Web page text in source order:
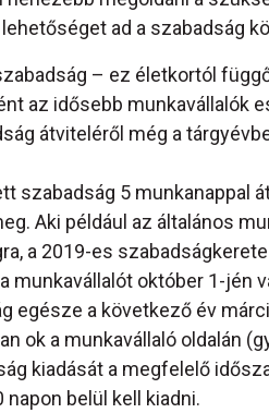
ad a szabadság
– ez életkortól
az idősebb munkavállalók
átviteléről még a
szabadság 5 munkanappal
Aki például az általános
a 2019-es
munkavállalót október 1-jén
egésze a következő év
ok a munkavállaló oldalán
kiadását a megfelelő
belül kell kiadni.